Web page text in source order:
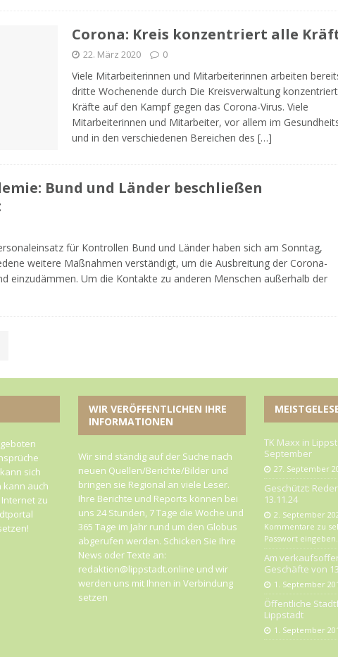
Corona: Kreis konzentriert alle
22. März 2020 0
Viele Mitarbeiterinnen und Mitarbeiterinnen arbeiten
dritte Wochenende durch Die Kreisverwaltung
Kräfte auf den Kampf gegen das Corona-Virus. Viele
Mitarbeiterinnen und Mitarbeiter, vor allem im
und in den verschiedenen Bereichen des […]
Bund und Länder beschließen
für Kontrollen Bund und Länder haben sich am Sonntag,
weitere Maßnahmen verständigt, um die Ausbreitung der Corona-
einzudämmen. Um die Kontakte zu anderen Menschen außerhalb der
sich
kann auch
zu
WIR VERÖFFENTLICHEN IHRE
INFORMATIONEN
Wir sind ständig auf der Suche nach
neuen Quellen/Berichte/Bilder und
bringen sie Regional an viele Leser.
Ihre Berichte und Reports können bei
uns 24 Stunden, 7 Tage die Woche und
365 Tage im Jahr rund um den Globus
abgerufen werden. Schicken Sie Ihre
News oder Texte an:
redaktion@lippstadt.online und wir
werden uns mit Ihnen in Verbindung
setzen
TK Maxx in
September
27. September
Geschützt:
13.11.24
2. September
Kommentare zu
Passwort eingeben.
Am
Geschäfte von
1. September
Öffentliche
Lippstadt
1. September